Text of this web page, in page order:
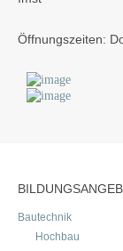
Öffnungszeiten:
Bautechnik
Hochbau